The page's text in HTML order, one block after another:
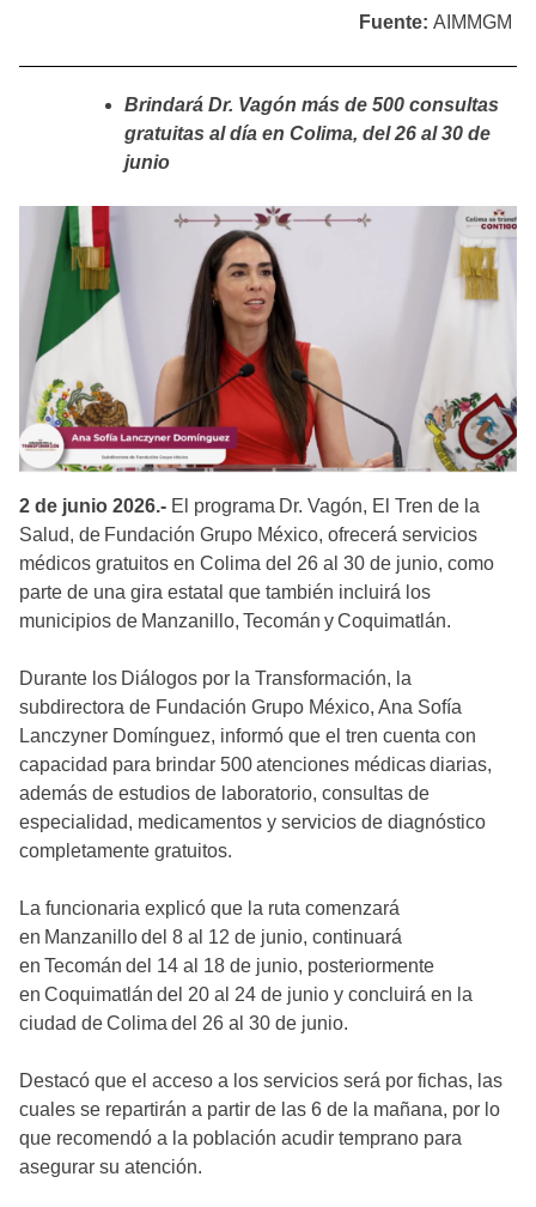
Fuente: AIMMGM
Brindará Dr. Vagón más de 500 consultas
gratuitas al día en Colima, del 26 al 30 de
junio
2 de junio 2026.- El programa Dr. Vagón, El Tren de la
Salud, de Fundación Grupo México, ofrecerá servicios
médicos gratuitos en Colima del 26 al 30 de junio, como
parte de una gira estatal que también incluirá los
municipios de Manzanillo, Tecomán y Coquimatlán.
Durante los Diálogos por la Transformación, la
subdirectora de Fundación Grupo México, Ana Sofía
Lanczyner Domínguez, informó que el tren cuenta con
capacidad para brindar 500 atenciones médicas diarias,
además de estudios de laboratorio, consultas de
especialidad, medicamentos y servicios de diagnóstico
completamente gratuitos.
La funcionaria explicó que la ruta comenzará
en Manzanillo del 8 al 12 de junio, continuará
en Tecomán del 14 al 18 de junio, posteriormente
en Coquimatlán del 20 al 24 de junio y concluirá en la
ciudad de Colima del 26 al 30 de junio.
Destacó que el acceso a los servicios será por fichas, las
cuales se repartirán a partir de las 6 de la mañana, por lo
que recomendó a la población acudir temprano para
asegurar su atención.